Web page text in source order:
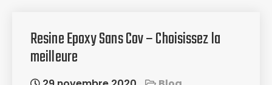
Resine Epoxy Sans Cov – Choisissez la
meilleure